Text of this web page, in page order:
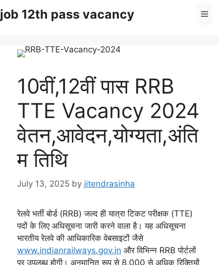
to
job 12th pass vacancy
10वीं,12वीं पास RRB
TTE Vacancy 2024
वेतन,आवेदन,योग्यता,अंति
म तिथि
July 13, 2025 by jitendrasinha
रेलवे भर्ती बोर्ड (RRB) जल्द ही यात्रा टिकट परीक्षक (TTE)
पदों के लिए अधिसूचना जारी करने वाला है। यह अधिसूचना
भारतीय रेलवे की आधिकारिक वेबसाइटों जैसे
www.indianrailways.gov.in और विभिन्न RRB पोर्टलों
पर उपलब्ध होगी। अनुमानित रूप से 8,000 से अधिक रिक्तियों